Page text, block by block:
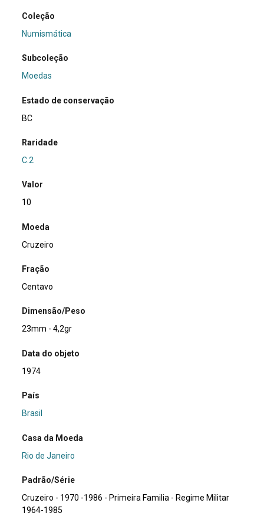
Coleção
Numismática
Subcoleção
Moedas
Estado de conservação
BC
Raridade
C.2
Valor
10
Moeda
Cruzeiro
Fração
Centavo
Dimensão/Peso
23mm - 4,2gr
Data do objeto
1974
País
Brasil
Casa da Moeda
Rio de Janeiro
Padrão/Série
Cruzeiro - 1970 -1986 - Primeira Familia - Regime Militar
1964-1985